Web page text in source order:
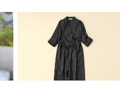
ぶり」が大流行中！人と被らない
ッグ】6選